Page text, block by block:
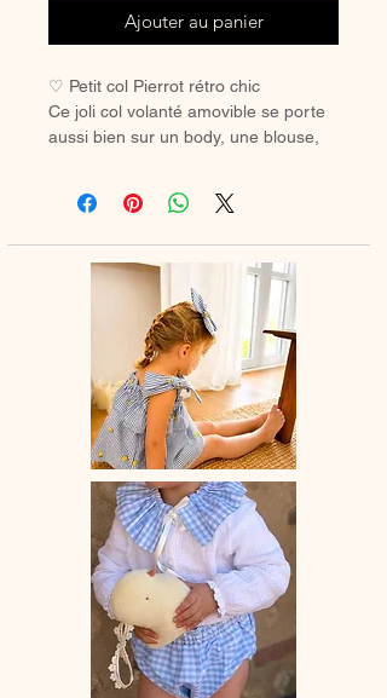
Ajouter au panier
♡ Petit col Pierrot rétro chic
Ce joli col volanté amovible se porte
aussi bien sur un body, une blouse,
rétro chic à n’importe quelle tenue.
pouvez former un joli nœud et ajuster
facilement le col en desserrant
légèrement les fronces pour l’adapter
au tour de cou de votre enfant.
Le col est entièrement doublé pour
un fini soigné et un confort optimal.
✿ Délai de fabrication : entre 15 et 28
jours ouvrés, selon les commandes
en cours.
✿ Entretien :
– Lavage à la main conseillé dans un
petit filet de lingerie ou en machine à
20°C maximum, avec des couleurs
similaires.
– Cycle délicat recommandé.
– Sèche-linge déconseillé.
Après lavage le repasse est conseillé